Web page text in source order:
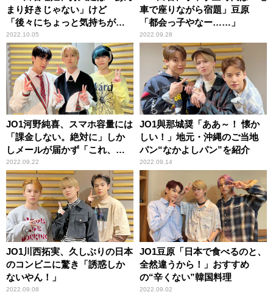
まり好きじゃない」けど
「後々にちょっと気持ちが入
っちゃう」
2022.10.05
車で座りながら宿題」豆原
「都会っ子やなー……」
2022.09.28
JO1河野純喜、スマホ容量には
「課金しない。絶対に」しか
しメールが届かず「これ、や
ばいぞ」
2022.09.22
JO1與那城奨「ああ～！ 懐か
しい！」地元・沖縄のご当地
パン“なかよしパン”を紹介
2022.09.14
JO1川西拓実、久しぶりの日本
のコンビニに驚き「誘惑しか
ないやん！」
2022.09.08
JO1豆原「日本で食べるのと、
全然違うから！」おすすめ
の“辛くない”韓国料理
2022.09.02